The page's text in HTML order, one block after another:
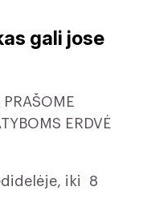
gali jose
ERDVĖ
iki 8